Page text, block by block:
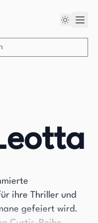
ihre Thriller und
gefeiert wird.